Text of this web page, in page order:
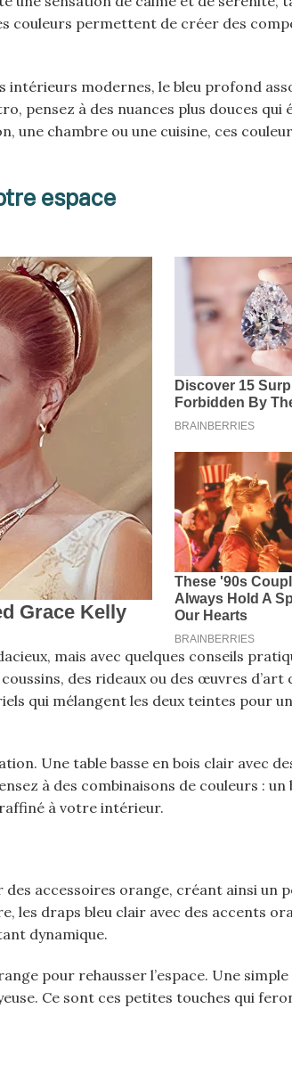
couleurs permettent de créer des
modernes, le bleu profond
pensez à des nuances plus douces qui
chambre ou une cuisine, ces
espace
mais avec quelques conseils
des rideaux ou des œuvres
qui mélangent les deux teintes pour
Une table basse en bois clair avec
à des combinaisons de couleurs : un
à votre intérieur.
accessoires orange, créant ainsi un
les draps bleu clair avec des accents
dynamique.
pour rehausser l’espace. Une
Ce sont ces petites touches qui